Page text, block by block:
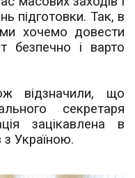
підготовки. Так, в
ми хочемо довести
безпечно і варто
відзначили, що
секретаря
зацікавлена в
з Україною.